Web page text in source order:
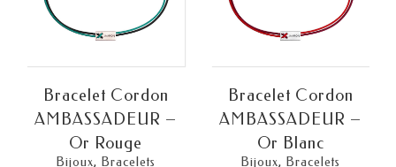
Bracelet Cordon
AMBASSADEUR –
Or Rouge
Bijoux, Bracelets
Bracelet Cordon
AMBASSADEUR –
Or Blanc
Bijoux, Bracelets